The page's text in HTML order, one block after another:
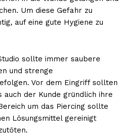
Um diese Gefahr zu
auf eine gute Hygiene zu
sollte immer saubere
und strenge
Vor dem Eingriff sollten
der Kunde gründlich ihre
um das Piercing sollte
Lösungsmittel gereinigt